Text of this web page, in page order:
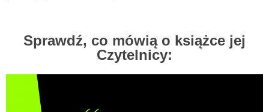
Sprawdź, co mówią o książce jej
Czytelnicy: